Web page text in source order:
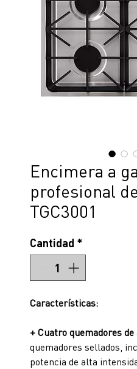
Encimera a
profesional
TGC3001
Cantidad *
Características:
+ Cuatro quemadores
quemadores sellados,
potencia de alta